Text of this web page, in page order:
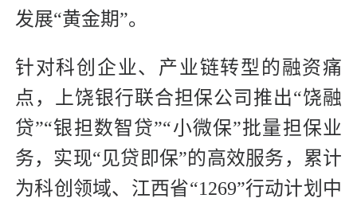
发展“黄金期”。
针对科创企业、产业链转型的融资痛
点，上饶银行联合担保公司推出“饶融
贷”“银担数智贷”“小微保”批量担保业
务，实现“见贷即保”的高效服务，累计
为科创领域、江西省“1269”行动计划中